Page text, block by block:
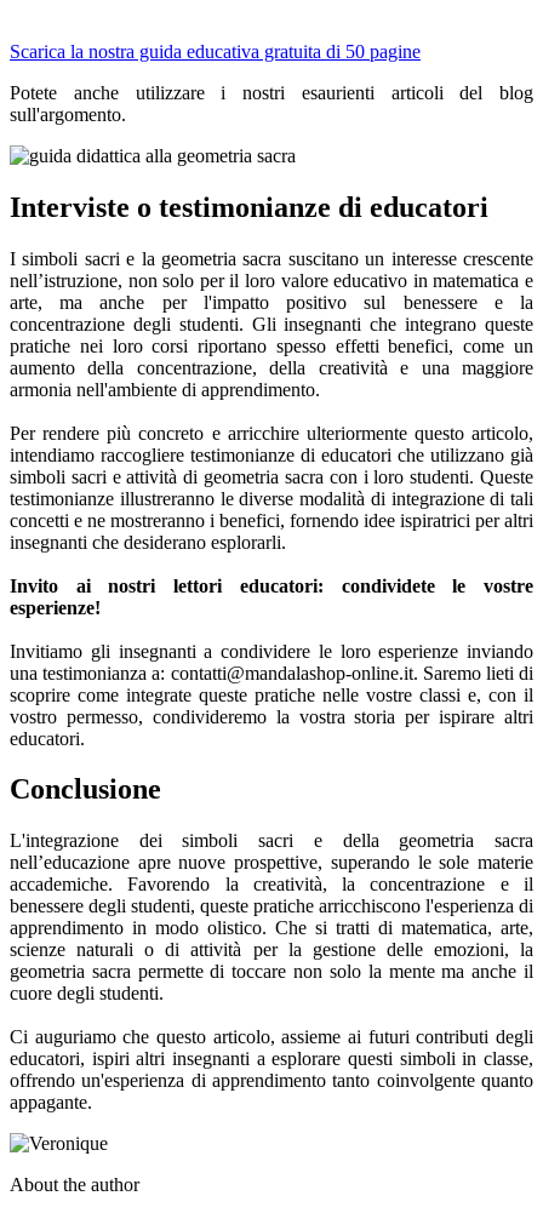
Scarica la nostra guida educativa gratuita di 50 pagine
Potete anche utilizzare i nostri esaurienti articoli del blog
sull'argomento.
Interviste o testimonianze di educatori
I simboli sacri e la geometria sacra suscitano un interesse crescente
nell’istruzione, non solo per il loro valore educativo in matematica e
arte, ma anche per l'impatto positivo sul benessere e la
concentrazione degli studenti. Gli insegnanti che integrano queste
pratiche nei loro corsi riportano spesso effetti benefici, come un
aumento della concentrazione, della creatività e una maggiore
armonia nell'ambiente di apprendimento.
Per rendere più concreto e arricchire ulteriormente questo articolo,
intendiamo raccogliere testimonianze di educatori che utilizzano già
simboli sacri e attività di geometria sacra con i loro studenti. Queste
testimonianze illustreranno le diverse modalità di integrazione di tali
concetti e ne mostreranno i benefici, fornendo idee ispiratrici per altri
insegnanti che desiderano esplorarli.
Invito ai nostri lettori educatori: condividete le vostre
esperienze!
Invitiamo gli insegnanti a condividere le loro esperienze inviando
una testimonianza a: contatti@mandalashop-online.it. Saremo lieti di
scoprire come integrate queste pratiche nelle vostre classi e, con il
vostro permesso, condivideremo la vostra storia per ispirare altri
educatori.
Conclusione
L'integrazione dei simboli sacri e della geometria sacra
nell’educazione apre nuove prospettive, superando le sole materie
accademiche. Favorendo la creatività, la concentrazione e il
benessere degli studenti, queste pratiche arricchiscono l'esperienza di
apprendimento in modo olistico. Che si tratti di matematica, arte,
scienze naturali o di attività per la gestione delle emozioni, la
geometria sacra permette di toccare non solo la mente ma anche il
cuore degli studenti.
Ci auguriamo che questo articolo, assieme ai futuri contributi degli
educatori, ispiri altri insegnanti a esplorare questi simboli in classe,
offrendo un'esperienza di apprendimento tanto coinvolgente quanto
appagante.
About the author